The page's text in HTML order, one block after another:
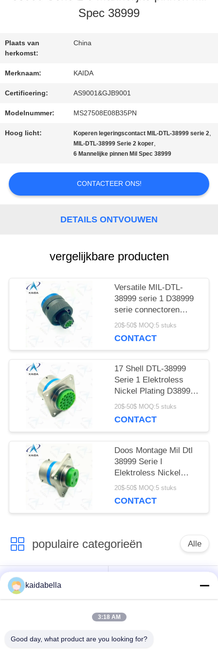
GEVALLEN
SITEMAP
PRIVACYBELEID
Spec 38999
Plaats van
herkomst:
China
Merknaam: KAIDA
Certificering: AS9001&GJB9001
Modelnummer: MS27508E08B35PN
Hoog licht: Koperen legeringscontact MIL-DTL-38999 serie 2,
MIL-DTL-38999 Serie 2 koper,
6 Mannelijke pinnen Mil Spec 38999
CONTACTEER ONS!
DETAILS ONTVOUWEN
vergelijkbare producten
Versatile MIL-DTL-
38999 serie 1 D38999
serie connectoren
Cadmium 6 mannelijke
20$-50$ MOQ:5 stuks
CONTACT
17 Shell DTL-38999
Serie 1 Elektroless
Nickel Plating D38999
Connector
20$-50$ MOQ:5 stuks
CONTACT
Doos Montage Mil Dtl
38999 Serie I
Elektroless Nickel
Shell Mil Dtl 38999m.
20$-50$ MOQ:5 stuks
CONTACT
populaire categorieën Alle
Voor de toepassing
van deze verordening
geldt de volgende
MIL-DTL-26482 Serie
Circulaire elektrische
MIL-DTL-83513
kaidabella
3:18 AM
Good day, what product are you looking for?